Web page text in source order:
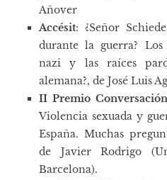
Añover
Accésit:¿Señor
durante la guerra?
nazi y las raíces
alemana?, de José Luis
II Premio
Violencia sexuada y
España. Muchas
de Javier Rodrigo
Barcelona).